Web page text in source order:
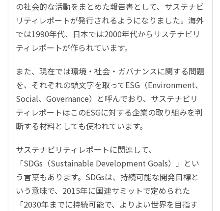
の社会的な活動をまとめた報告書として、サステナビ
リティレポートが発行されるようになりました。海外
では1990年代、日本では2000年代からサステナビリ
ティレポートが作られています。
また、現在では環境・社会・ガバナンスに関する問題
を、それぞれの頭文字を取ってESG（Environment、
Social、Governance）と呼んでおり、サステナビリ
ティレポートはこのESGに対する企業の取り組みを判
断する材料としても使われています。
サステナビリティレポートに関連して、
「SDGs（Sustainable Development Goals）」とい
う言葉もあります。SDGsは、持続可能な開発目標と
いう意味で、2015年に国連サミットで定められた
「2030年までに持続可能で、よりよい世界を目指す